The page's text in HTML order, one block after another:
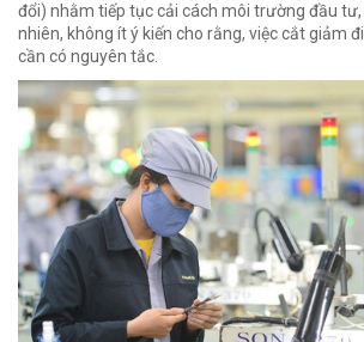
đổi) nhằm tiếp tục cải cách môi trường đầu
nhiên, không ít ý kiến cho rằng, việc cắt giảm
cần có nguyên tắc.